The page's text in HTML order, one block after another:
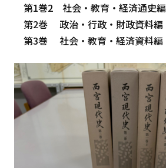
第1巻2 社会・教育・経済通史編
第2巻 政治・行政・財政資料編
第3巻 社会・教育・経済資料編